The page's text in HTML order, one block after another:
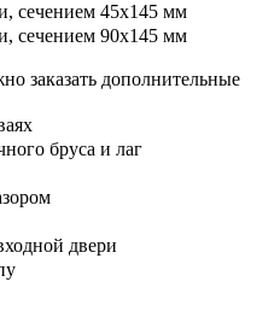
сечением 45х145 мм
сечением 90х145 мм
заказать дополнительные
бруса и лаг
двери